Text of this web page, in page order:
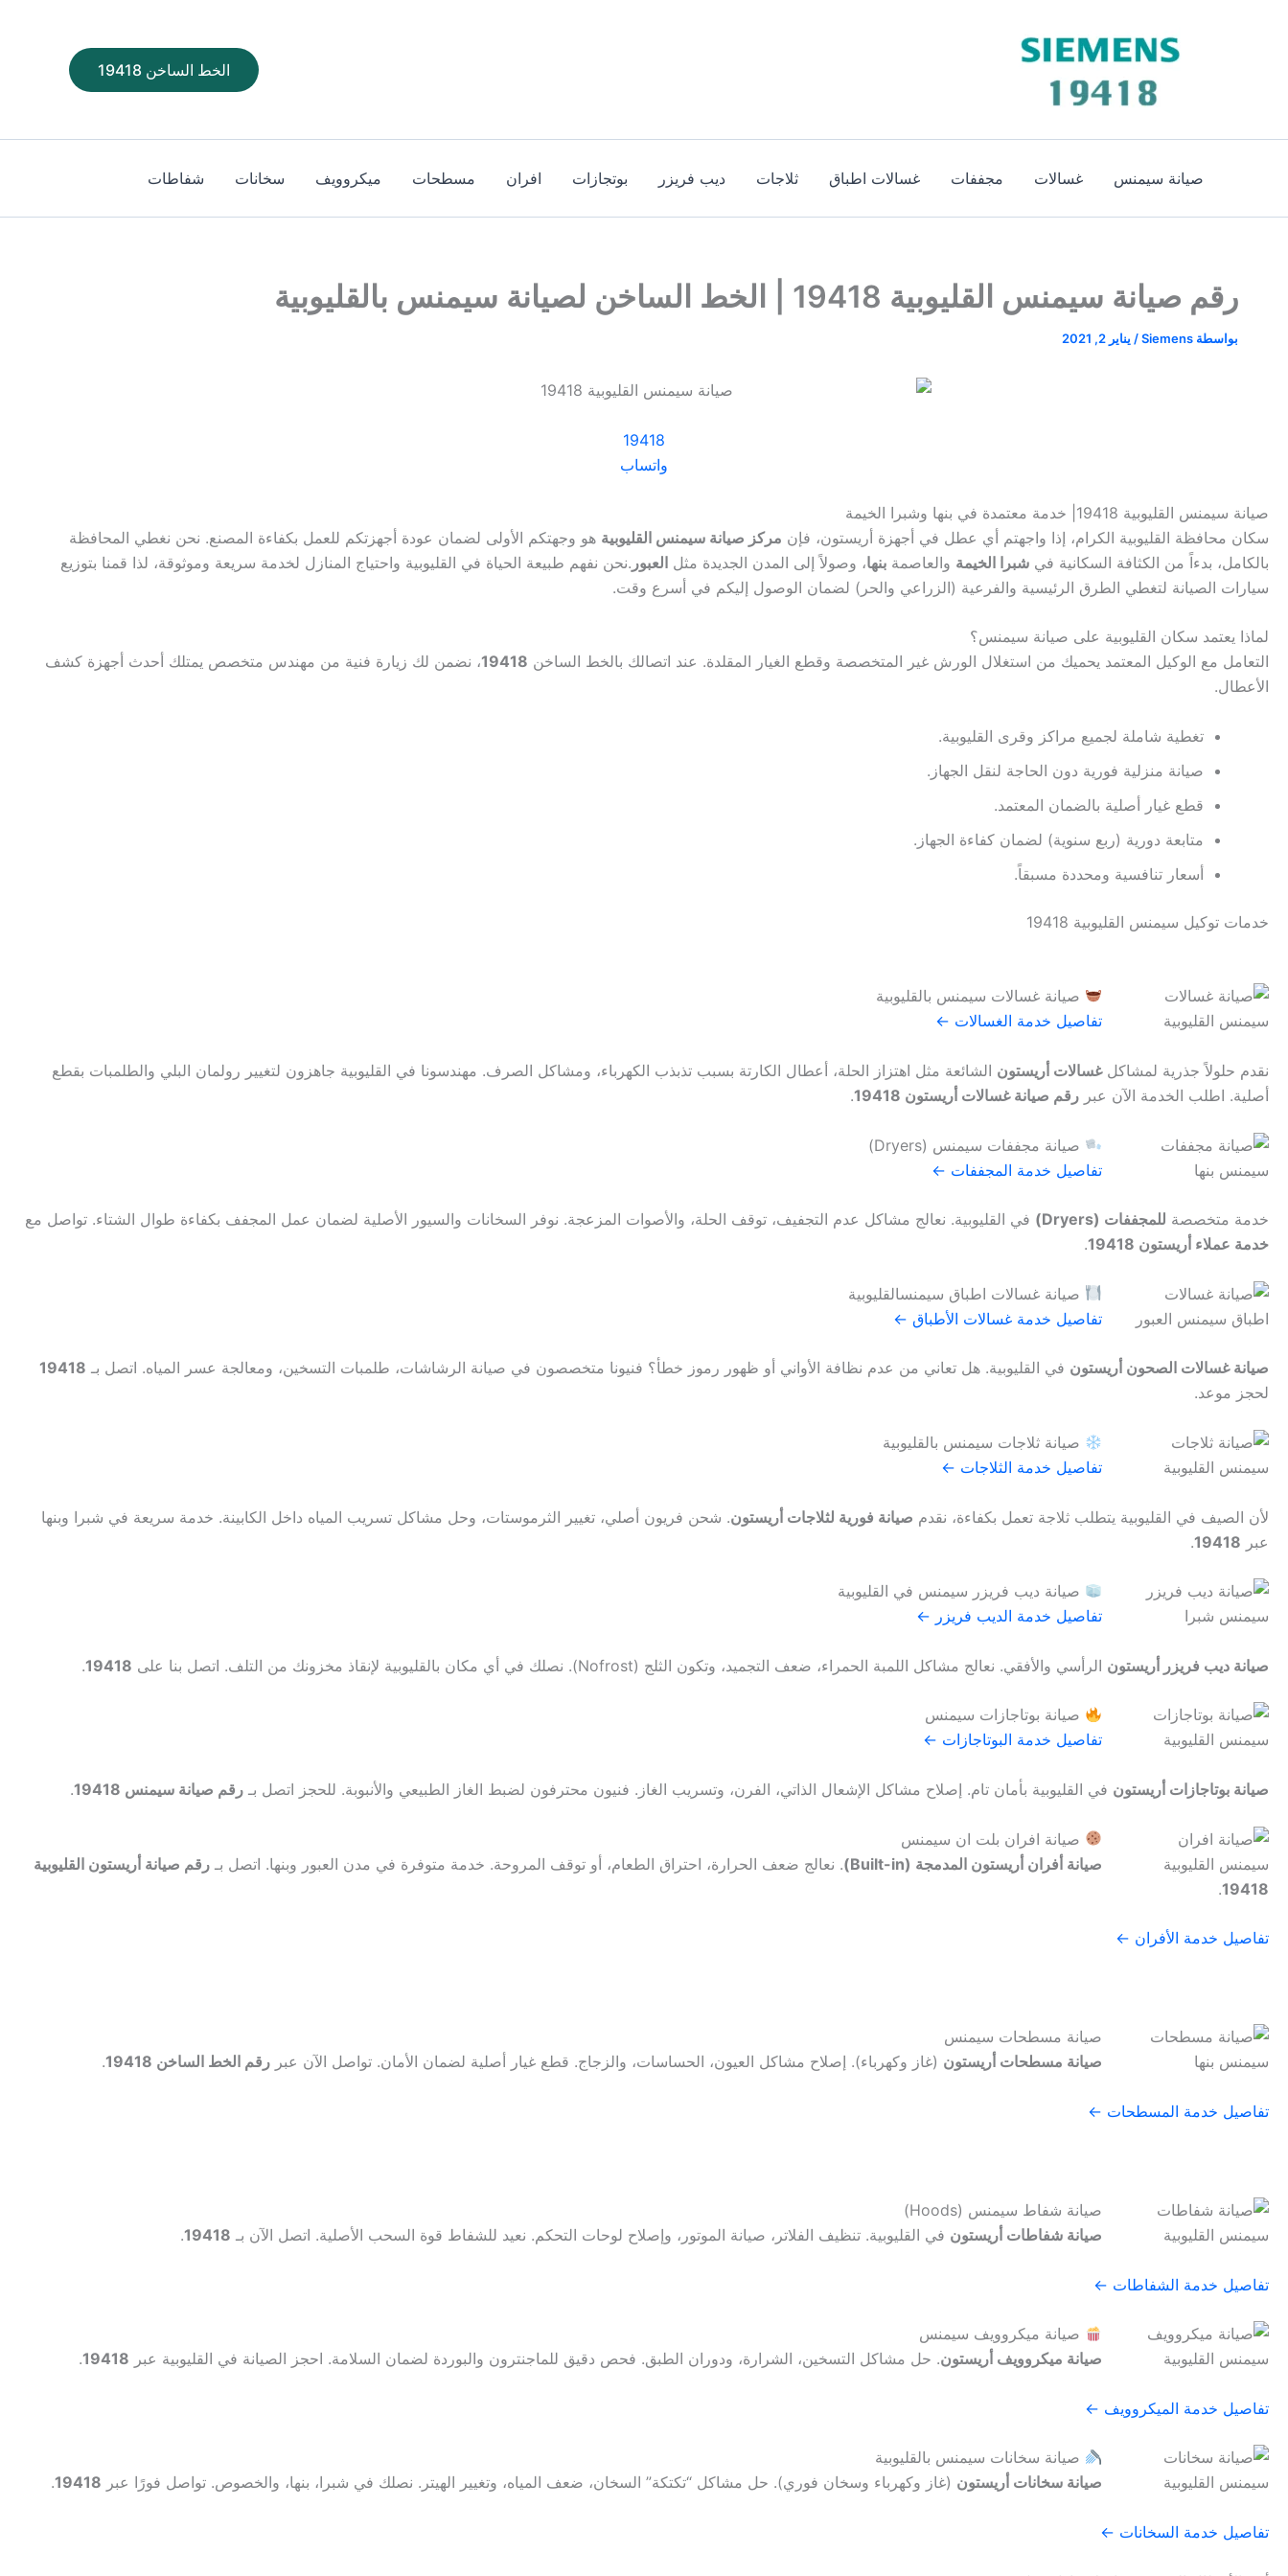
الخط الساخن 19418
صيانة سيمنس غسالات مجففات غسالات اطباق ثلاجات ديب فريزر بوتجازات افران مسطحات ميكروويف سخانات شفاطات
رقم صيانة سيمنس القليوبية 19418 | الخط الساخن لصيانة سيمنس بالقليوبية
بواسطة Siemens
/ يناير 2, 2021
19418
واتساب
صيانة سيمنس القليوبية 19418| خدمة معتمدة في بنها وشبرا الخيمة
سكان محافظة القليوبية الكرام، إذا واجهتم أي عطل في أجهزة أريستون، فإن مركز صيانة سيمنس القليوبية هو وجهتكم الأولى لضمان عودة أجهزتكم للعمل بكفاءة المصنع. نحن نغطي المحافظة
بالكامل، بدءاً من الكثافة السكانية في شبرا الخيمة والعاصمة بنها، وصولاً إلى المدن الجديدة مثل العبور .نحن نفهم طبيعة الحياة في القليوبية واحتياج المنازل لخدمة سريعة وموثوقة، لذا قمنا بتوزيع
سيارات الصيانة لتغطي الطرق الرئيسية والفرعية (الزراعي والحر) لضمان الوصول إليكم في أسرع وقت.
لماذا يعتمد سكان القليوبية على صيانة سيمنس؟
التعامل مع الوكيل المعتمد يحميك من استغلال الورش غير المتخصصة وقطع الغيار المقلدة. عند اتصالك بالخط الساخن 19418، نضمن لك زيارة فنية من مهندس متخصص يمتلك أحدث أجهزة كشف
الأعطال.
تغطية شاملة لجميع مراكز وقرى القليوبية.
صيانة منزلية فورية دون الحاجة لنقل الجهاز.
قطع غيار أصلية بالضمان المعتمد.
متابعة دورية (ربع سنوية) لضمان كفاءة الجهاز.
أسعار تنافسية ومحددة مسبقاً.
خدمات توكيل سيمنس القليوبية 19418
صيانة غسالات سيمنس بالقليوبية
تفاصيل خدمة الغسالات ←
نقدم حلولاً جذرية لمشاكلغسالات أريستون الشائعة مثل اهتزاز الحلة، أعطال الكارتة بسبب تذبذب الكهرباء، ومشاكل الصرف. مهندسونا في القليوبية جاهزون لتغيير رولمان البلي والطلمبات بقطع
أصلية. اطلب الخدمة الآن عبر رقم صيانة غسالات أريستون 19418 .
صيانة مجففات سيمنس (Dryers)
تفاصيل خدمة المجففات ←
خدمة متخصصة للمجففات (Dryers)
في القليوبية. نعالج مشاكل عدم التجفيف، توقف الحلة، والأصوات المزعجة. نوفر السخانات والسيور الأصلية لضمان عمل المجفف بكفاءة طوال الشتاء. تواصل مع
خدمة عملاء أريستون 19418
.
صيانة غسالات اطباق سيمنسالقليوبية
تفاصيل خدمة غسالات الأطباق ←
صيانة غسالات الصحون أريستون في القليوبية. هل تعاني من عدم نظافة الأواني أو ظهور رموز خطأ؟ فنيونا متخصصون في صيانة الرشاشات، طلمبات التسخين، ومعالجة عسر المياه. اتصل بـ 19418
لحجز موعد.
صيانة ثلاجات سيمنس بالقليوبية
تفاصيل خدمة الثلاجات ←
لأن الصيف في القليوبية يتطلب ثلاجة تعمل بكفاءة، نقدم صيانة فورية لثلاجات أريستون. شحن فريون أصلي، تغيير الثرموستات، وحل مشاكل تسريب المياه داخل الكابينة. خدمة سريعة في شبرا وبنها
عبر 19418
.
صيانة ديب فريزر سيمنس في القليوبية
تفاصيل خدمة الديب فريزر ←
صيانة ديب فريزر أريستون الرأسي والأفقي. نعالج مشاكل اللمبة الحمراء، ضعف التجميد، وتكون الثلج (Nofrost). نصلك في أي مكان بالقليوبية لإنقاذ مخزونك من التلف. اتصل بنا على 19418
.
صيانة بوتاجازات سيمنس
تفاصيل خدمة البوتاجازات ←
صيانة بوتاجازات أريستون في القليوبية بأمان تام. إصلاح مشاكل الإشعال الذاتي، الفرن، وتسريب الغاز. فنيون محترفون لضبط الغاز الطبيعي والأنبوبة. للحجز اتصل بـ رقم صيانة سيمنس 19418 .
صيانة افران بلت ان سيمنس
صيانة أفران أريستون المدمجة (Built-in)
. نعالج ضعف الحرارة، احتراق الطعام، أو توقف المروحة. خدمة متوفرة في مدن العبور وبنها. اتصل بـ رقم صيانة أريستون القليوبية
19418
.
تفاصيل خدمة الأفران ←
صيانة مسطحات سيمنس
صيانة مسطحات أريستون (غاز وكهرباء). إصلاح مشاكل العيون، الحساسات، والزجاج. قطع غيار أصلية لضمان الأمان. تواصل الآن عبر رقم الخط الساخن 19418 .
تفاصيل خدمة المسطحات ←
صيانة شفاط سيمنس (Hoods)
صيانة شفاطات أريستون في القليوبية. تنظيف الفلاتر، صيانة الموتور، وإصلاح لوحات التحكم. نعيد للشفاط قوة السحب الأصلية. اتصل الآن بـ 19418
.
تفاصيل خدمة الشفاطات ←
صيانة ميكروويف سيمنس
صيانة ميكروويف أريستون. حل مشاكل التسخين، الشرارة، ودوران الطبق. فحص دقيق للماجنترون والبوردة لضمان السلامة. احجز الصيانة في القليوبية عبر 19418
.
تفاصيل خدمة الميكروويف ←
صيانة سخانات سيمنس بالقليوبية
صيانة سخانات أريستون (غاز وكهرباء وسخان فوري). حل مشاكل “تكتكة” السخان، ضعف المياه، وتغيير الهيتر. نصلك في شبرا، بنها، والخصوص. تواصل فورًا عبر 19418
.
تفاصيل خدمة السخانات ←